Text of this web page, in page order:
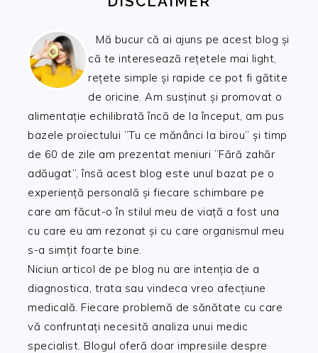
Mă bucur că ai ajuns pe acest blog și
că te interesează rețetele mai light,
rețete simple și rapide ce pot fi gătite
de oricine. Am susținut și promovat o
alimentație echilibrată încă de la început, am pus
bazele proiectului ”Tu ce mănânci la birou” și timp
de 60 de zile am prezentat meniuri ”Fără zahăr
adăugat”, însă acest blog este unul bazat pe o
experiență personală și fiecare schimbare pe
care am făcut-o în stilul meu de viață a fost una
cu care eu am rezonat și cu care organismul meu
s-a simțit foarte bine.
Niciun articol de pe blog nu are intenția de a
diagnostica, trata sau vindeca vreo afecțiune
medicală. Fiecare problemă de sănătate cu care
vă confruntați necesită analiza unui medic
specialist. Blogul oferă doar impresiile despre